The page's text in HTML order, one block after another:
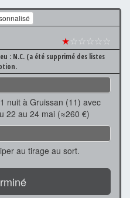
★☆☆☆☆☆
: N.C. (a été supprimé des listes
nuit à Gruissan (11) avec
22 au 24 mai (≈260 €)
au tirage au sort.